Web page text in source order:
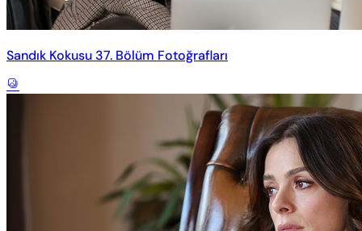
Sandık Kokusu 37. Bölüm Fotoğrafları